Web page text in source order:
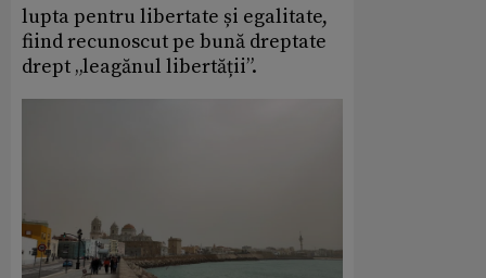
lupta pentru libertate și egalitate,
fiind recunoscut pe bună dreptate
drept „leagănul libertății”.